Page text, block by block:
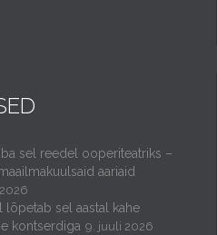
sel reedel ooperiteatriks –
aariaid
lõpetab sel aastal kahe
kontserdiga 9. juuli 2026